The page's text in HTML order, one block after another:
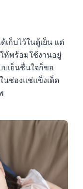
ก็บไว้ในตู้เย็น แต่
ห้พร้อมใช้งานอยู่
เย็นชื่นใจก็ขอ
นช่องแช่แข็งเด็ด